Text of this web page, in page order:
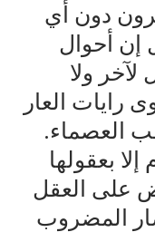
دون أي
إن أحوال
لآخر ولا
العار
العصماء.
بعقولها
على العقل
المضروب